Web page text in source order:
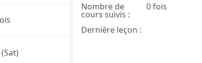
Nombre de
cours suivis :
0 fois
Dernière leçon :